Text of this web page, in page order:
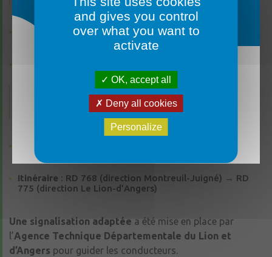
Déviation à partir du carrefour du Trou Noir (RD
Montreuil-Juigné → RD 768 (direction Feneu)
2. Sens Feneu → Le Lion-d’Angers
(RD 768/74)
Itinéraire : RD 768 (direction Montreuil-Juigné) → RD
775 (direction Le Lion-d’Angers)
Une signalisation adaptée a été mise en place par
l’Agence Technique Départementale du Lion et
d’Angers pour guider les conducteurs.
La mairie sera fermée du lundi 3 août au vendredi
14 août inclus. ✅ Un service d’urgence reste
joignable par téléphone au 06 07 70 46 48. 🔄
Réouverture le lundi 17 août aux horaires
habituels. Merci de votre compréhension et bon
and gives you control
over what you want to
activate
OK, accept all
Deny all cookies
Personalize